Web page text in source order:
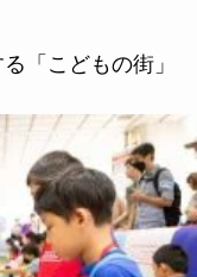
「こどもの街」